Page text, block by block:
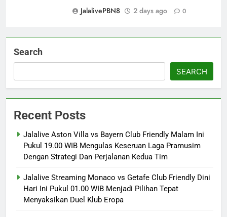
JalalivePBN8
2 days ago 0
Search
SEARCH
Recent Posts
Jalalive Aston Villa vs Bayern Club Friendly Malam Ini
Pukul 19.00 WIB Mengulas Keseruan Laga Pramusim
Dengan Strategi Dan Perjalanan Kedua Tim
Jalalive Streaming Monaco vs Getafe Club Friendly Dini
Hari Ini Pukul 01.00 WIB Menjadi Pilihan Tepat
Menyaksikan Duel Klub Eropa